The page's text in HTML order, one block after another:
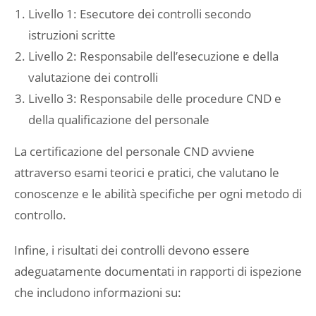
Livello 1: Esecutore dei controlli secondo
istruzioni scritte
Livello 2: Responsabile dell’esecuzione e della
valutazione dei controlli
Livello 3: Responsabile delle procedure CND e
della qualificazione del personale
La certificazione del personale CND avviene
attraverso esami teorici e pratici, che valutano le
conoscenze e le abilità specifiche per ogni metodo di
controllo.
Infine, i risultati dei controlli devono essere
adeguatamente documentati in rapporti di ispezione
che includono informazioni su: